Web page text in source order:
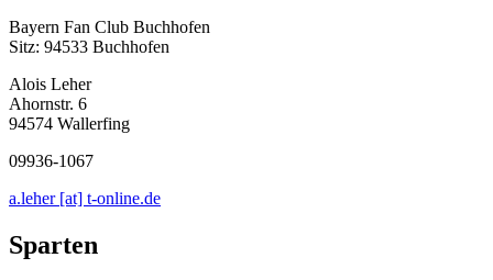
Bayern Fan Club Buchhofen
Sitz: 94533 Buchhofen
Alois Leher
Ahornstr. 6
94574 Wallerfing
09936-1067
a.leher [at] t-online.de
Sparten